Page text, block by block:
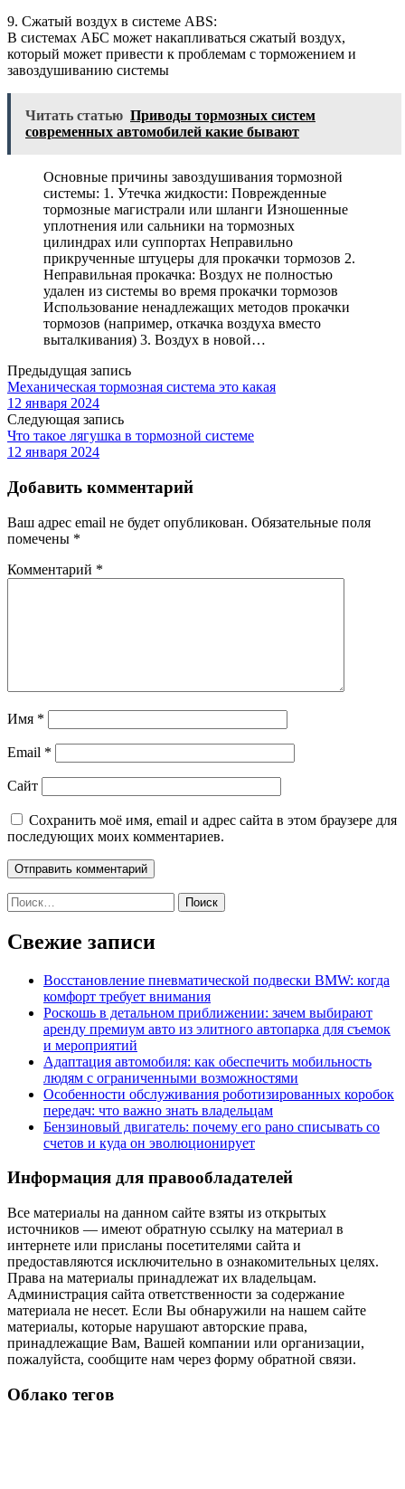
9. Сжатый воздух в системе ABS:
В системах АБС может накапливаться сжатый воздух,
который может привести к проблемам с торможением и
завоздушиванию системы
Читать статью Приводы тормозных систем
современных автомобилей какие бывают
Основные причины завоздушивания тормозной
системы: 1. Утечка жидкости: Поврежденные
тормозные магистрали или шланги Изношенные
уплотнения или сальники на тормозных
цилиндрах или суппортах Неправильно
прикрученные штуцеры для прокачки тормозов 2.
Неправильная прокачка: Воздух не полностью
удален из системы во время прокачки тормозов
Использование ненадлежащих методов прокачки
тормозов (например, откачка воздуха вместо
выталкивания) 3. Воздух в новой…
Предыдущая запись
Механическая тормозная система это какая
12 января 2024
Следующая запись
Что такое лягушка в тормозной системе
12 января 2024
Добавить комментарий
Ваш адрес email не будет опубликован. Обязательные поля
помечены *
Комментарий *
Имя *
Email *
Сайт
Сохранить моё имя, email и адрес сайта в этом браузере для
последующих моих комментариев.
Найти:
Свежие записи
Восстановление пневматической подвески BMW: когда
комфорт требует внимания
Роскошь в детальном приближении: зачем выбирают
аренду премиум авто из элитного автопарка для съемок
и мероприятий
Адаптация автомобиля: как обеспечить мобильность
людям с ограниченными возможностями
Особенности обслуживания роботизированных коробок
передач: что важно знать владельцам
Бензиновый двигатель: почему его рано списывать со
счетов и куда он эволюционирует
Информация для правообладателей
Все материалы на данном сайте взяты из открытых
источников — имеют обратную ссылку на материал в
интернете или присланы посетителями сайта и
предоставляются исключительно в ознакомительных целях.
Права на материалы принадлежат их владельцам.
Администрация сайта ответственности за содержание
материала не несет. Если Вы обнаружили на нашем сайте
материалы, которые нарушают авторские права,
принадлежащие Вам, Вашей компании или организации,
пожалуйста, сообщите нам через форму обратной связи.
Облако тегов